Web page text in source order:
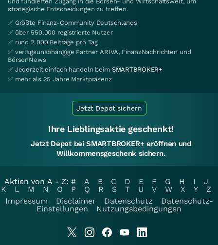
strategische Entscheidungen zu treffen.
✅ Größte Finanz-Community Deutschlands
✅ über 550.000 registrierte Nutzer
✅ rund 2.000 Beiträge pro Tag
✅ verlagsunabhängige Partner ARIVA, FinanzNachrichten und
BörsenNews
✅ Jederzeit einfach handeln beim SMARTBROKER+
✅ mehr als 25 Jahre Marktpräsenz
Jetzt Depot sichern
Ihre Lieblingsaktie geschenkt!
Jetzt Depot bei SMARTBROKER+ eröffnen und
Willkommensgeschenk sichern.
Aktien von A - Z: # A B C D E F G H I
J
K
L M N O P Q R S T U V W X Y
Z
Impressum
Disclaimer Datenschutz
Datenschutz-
Einstellungen
Nutzungsbedingungen